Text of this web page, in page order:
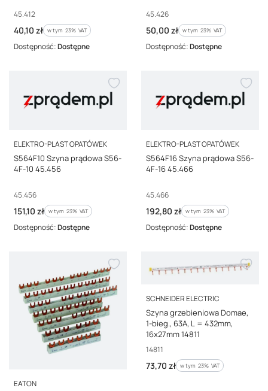
Kod producenta
45.412
Cena brutto
40,10 zł w tym %s VAT
w tym 23% VAT
Dostępność:Dostępne
Kod producenta
45.426
Cena brutto
50,00 zł w tym %s VAT
w tym 23% VAT
Dostępność:Dostępne
PRODUCENT
ELEKTRO-PLAST OPATÓWEK
S564F10 Szyna prądowa S56-
4F-10 45.456
Kod producenta
45.456
Cena brutto
151,10 zł w tym %s VAT
w tym 23% VAT
Dostępność:Dostępne
PRODUCENT
ELEKTRO-PLAST OPATÓWEK
S564F16 Szyna prądowa S56-
4F-16 45.466
Kod producenta
45.466
Cena brutto
192,80 zł w tym %s VAT
w tym 23% VAT
Dostępność:Dostępne
PRODUCENT
EATON
PRODUCENT
SCHNEIDER ELECTRIC
Szyna grzebieniowa Domae,
1-bieg., 63A, L = 432mm,
16x27mm 14811
Kod producenta
14811
Cena brutto
73,70 zł w tym %s VAT
w tym 23% VAT